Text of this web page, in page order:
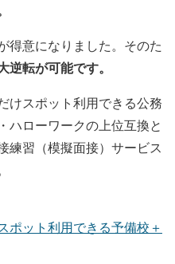
得意になりました。そのた
転が可能です。
けスポット利用できる公務
ハローワークの上位互換と
練習（模擬面接）サービス
ポット利用できる予備校＋